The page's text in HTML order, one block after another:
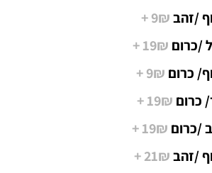
9₪ +
19₪ +
9₪ +
19₪ +
19₪ +
21₪ +